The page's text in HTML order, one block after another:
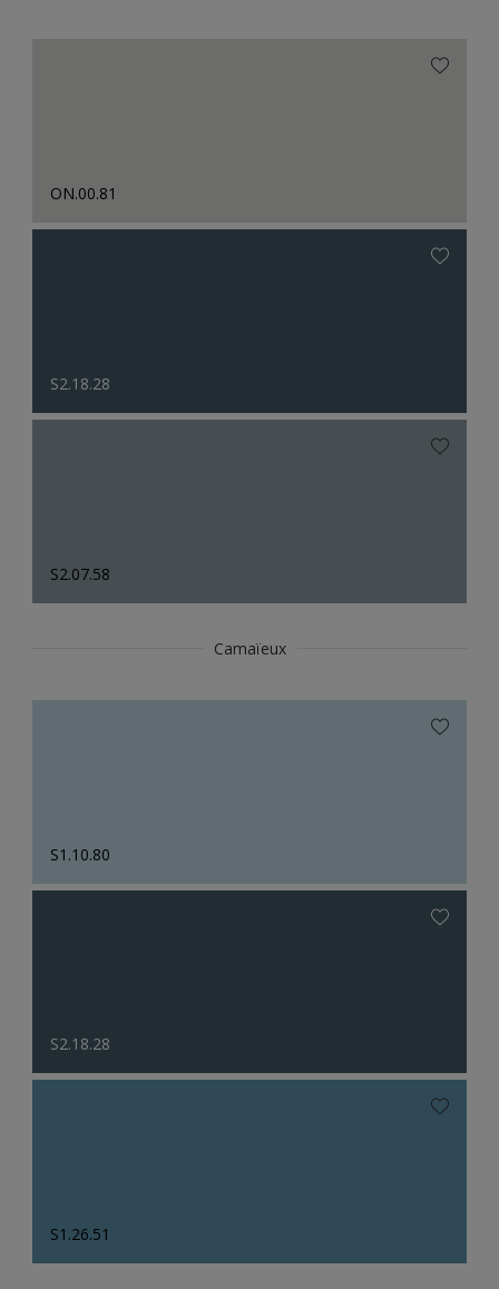
ON.00.81
S2.18.28
S2.07.58
Camaïeux
S1.10.80
S2.18.28
S1.26.51